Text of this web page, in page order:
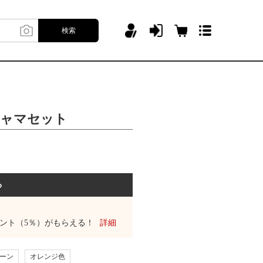
検索
マセット
ト（5％）がもらえる！ 詳細
ン オレンジ色